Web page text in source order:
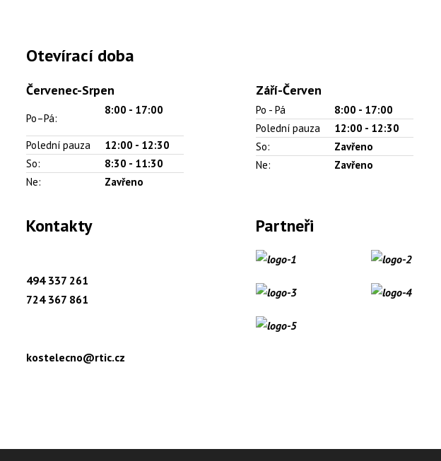
Otevírací doba
Červenec-Srpen
Po–Pá:
8:00 - 17:00
Polední pauza
12:00 - 12:30
So:
8:30 - 11:30
Ne:
Zavřeno
Září-Červen
Po - Pá
8:00 - 17:00
Polední pauza
12:00 - 12:30
So:
Zavřeno
Ne:
Zavřeno
Kontakty
494 337 261
724 367 861
kostelecno@rtic.cz
Partneři